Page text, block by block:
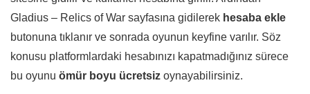
Gladius – Relics of War sayfasına gidilerek hesaba ekle
butonuna tıklanır ve sonrada oyunun keyfine varılır. Söz
konusu platformlardaki hesabınızı kapatmadığınız sürece
bu oyunu ömür boyu ücretsiz oynayabilirsiniz.